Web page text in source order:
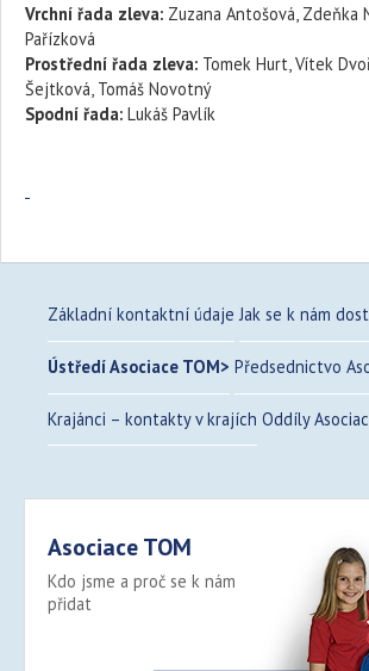
Vrchní řada zleva: Zuzana Antošová, Zdeňka
Pařízková
Prostřední řada zleva: Tomek Hurt, Vítek
Šejtková, Tomáš Novotný
Spodní řada: Lukáš Pavlík
Základní kontaktní údaje Jak se k nám
Ústředí Asociace TOM Předsednictvo
Krajánci – kontakty v krajích Oddíly
Asociace TOM
Kdo jsme a proč se k nám
přidat